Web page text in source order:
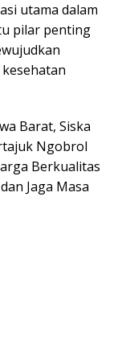
utama dalam
pilar penting
Barat, Siska
Ngobrol
Berkualitas
Jaga Masa